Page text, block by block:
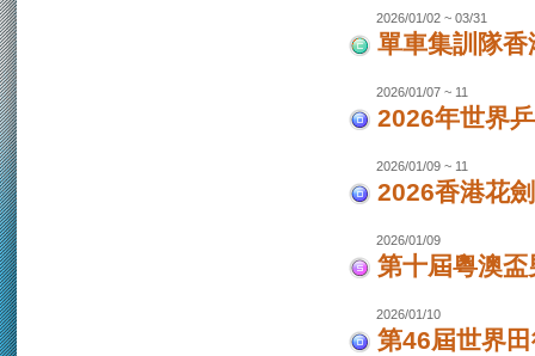
2026/01/02 ~ 03/31
單車集訓隊
2026/01/07 ~ 11
2026年世界
2026/01/09 ~ 11
2026香港花
2026/01/09
第十屆粵澳
2026/01/10
第46屆世界